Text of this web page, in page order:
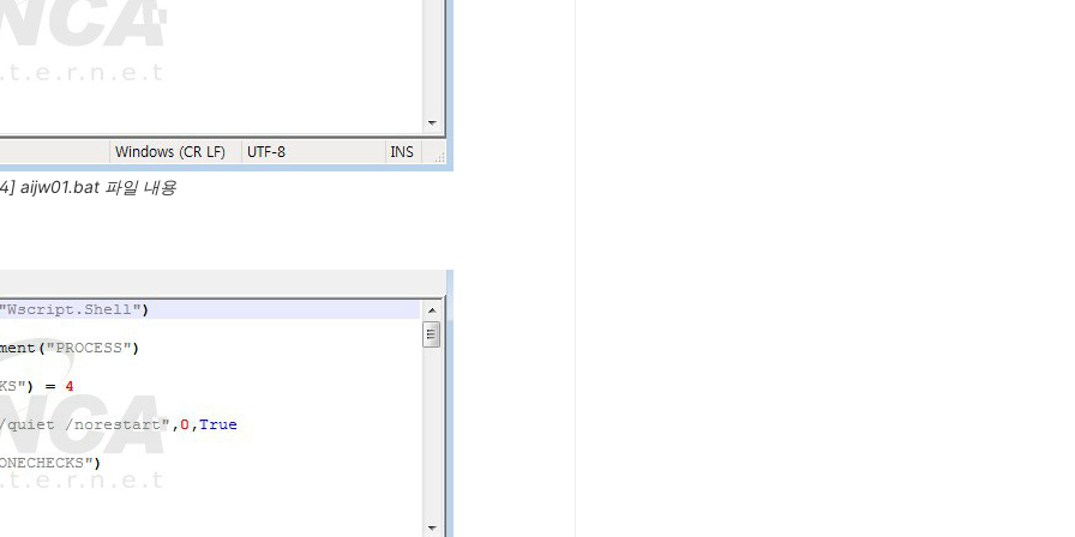
aijw01.bat 파일 내용